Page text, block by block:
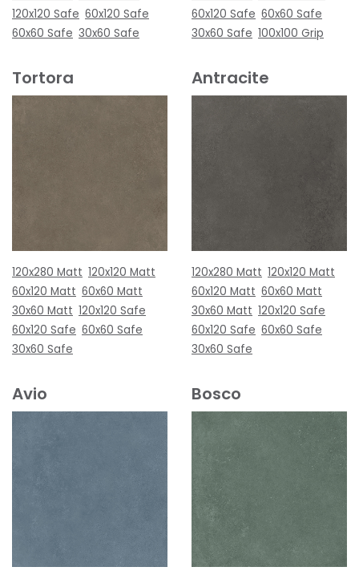
120x120 Safe 60x120 Safe
60x60 Safe 30x60 Safe
60x120 Safe 60x60 Safe
30x60 Safe 100x100 Grip
Tortora
120x280 Matt 120x120 Matt
60x120 Matt 60x60 Matt
30x60 Matt 120x120 Safe
60x120 Safe 60x60 Safe
30x60 Safe
Antracite
120x280 Matt 120x120 Matt
60x120 Matt 60x60 Matt
30x60 Matt 120x120 Safe
60x120 Safe 60x60 Safe
30x60 Safe
Avio Bosco